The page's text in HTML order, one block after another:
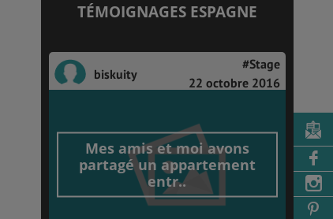
TÉMOIGNAGES ESPAGNE
biskuity
#Stage
22 octobre 2016
Mes amis et moi avons
partagé un appartement
entr..